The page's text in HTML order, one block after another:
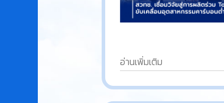
อ่านเพิ่มเติม